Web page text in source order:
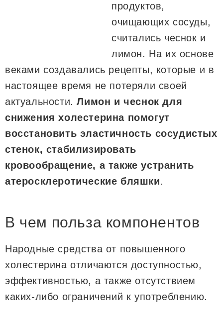
продуктов,
очищающих сосуды,
считались чеснок и
лимон. На их основе
веками создавались рецепты, которые и в
настоящее время не потеряли своей
актуальности.Лимон и чеснок для
снижения холестерина помогут
восстановить эластичность сосудистых
стенок, стабилизировать
кровообращение, а также устранить
атеросклеротические бляшки.
В чем польза компонентов
Народные средства от повышенного
холестерина отличаются доступностью,
эффективностью, а также отсутствием
каких-либо ограничений к употреблению.